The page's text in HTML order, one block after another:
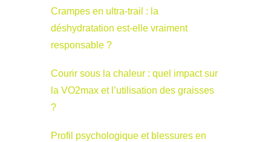
Crampes en ultra-trail : la
déshydratation est-elle vraiment
responsable ?
Courir sous la chaleur : quel impact sur
la VO2max et l’utilisation des graisses
?
Profil psychologique et blessures en